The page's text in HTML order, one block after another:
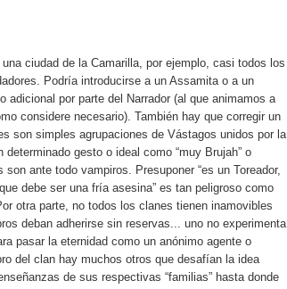
ciudad de la Camarilla, por ejemplo, casi todos los
Podría introducirse a un Assamita o a un
por parte del Narrador (al que animamos a
considere necesario). También hay que corregir un
son simples agrupaciones de Vástagos unidos por la
gesto o ideal como “muy Brujah” o
ante todo vampiros. Presuponer “es un Toreador,
debe ser una fría asesina” es tan peligroso como
otra parte, no todos los clanes tienen inamovibles
deban adherirse sin reservas... uno no experimenta
pasar la eternidad como un anónimo agente o
del clan hay muchos otros que desafían la idea
de sus respectivas “familias” hasta donde